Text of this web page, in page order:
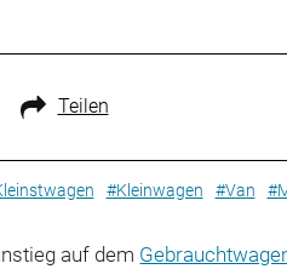
Teilen
#Kleinwagen #Van
auf dem